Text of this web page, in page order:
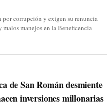
por corrupción y exigen su renuncia
manejos en la Beneficencia
de San Román desmiente
inversiones millonarias